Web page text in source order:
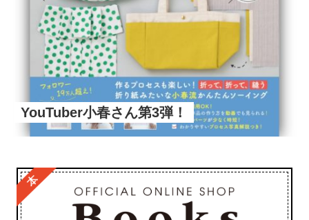
YouTuber小春さん第3弾！